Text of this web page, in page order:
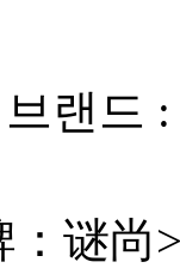
랜드
谜尚